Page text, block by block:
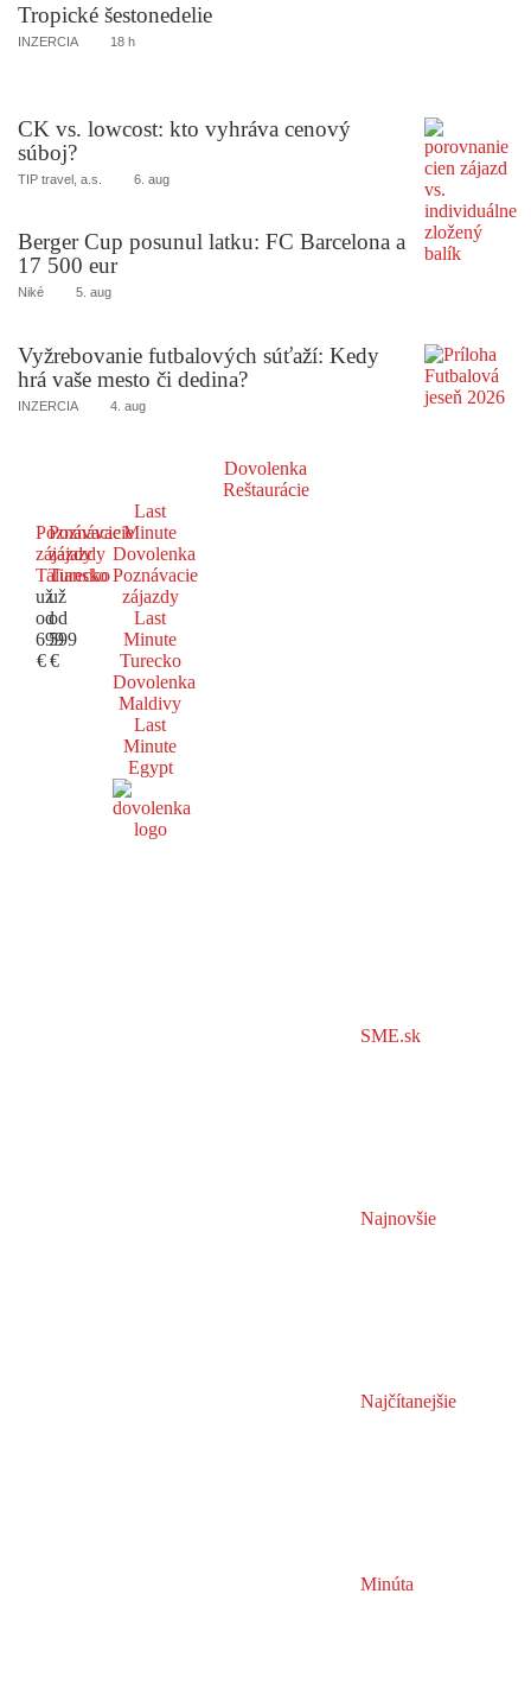
Tropické šestonedelie
INZERCIA 18 h
CK vs. lowcost: kto vyhráva cenový
súboj?
TIP travel, a.s. 6. aug
Berger Cup posunul latku: FC Barcelona a
17 500 eur
Niké 5. aug
Vyžrebovanie futbalových súťaží: Kedy
hrá vaše mesto či dedina?
INZERCIA 4. aug
Dovolenka
Reštaurácie
Poznávacie
zájazdy
Taliansko
už
od
699
€
Poznávacie
zájazdy
Turecko
už
od
599
€
Last
Minute
Dovolenka
Poznávacie
zájazdy
Last
Minute
Turecko
Dovolenka
Maldivy
Last
Minute
Egypt
SME.sk
Najnovšie
Najčítanejšie
Minúta